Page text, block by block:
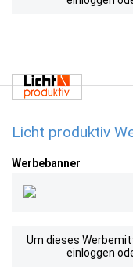
Licht produktiv
Werbebanner
Um dieses
einloggen